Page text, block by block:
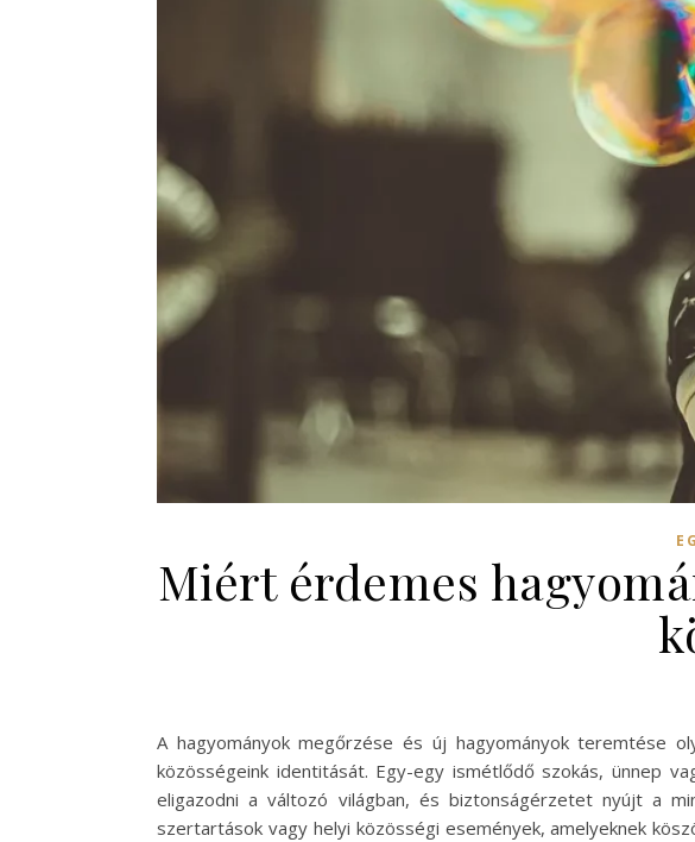
Miért érdemes
A hagyományok megőrzése és új hagyományok teremtése
közösségeink identitását. Egy-egy ismétlődő szokás, ünnep
eligazodni a változó világban, és biztonságérzetet nyújt a
szertartások vagy helyi közösségi események, amelyeknek